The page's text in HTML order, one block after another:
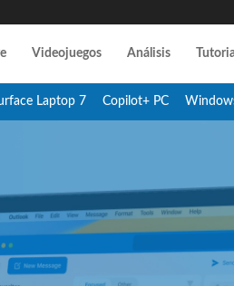
Videojuegos Análisis
Laptop 7 Copilot+ PC